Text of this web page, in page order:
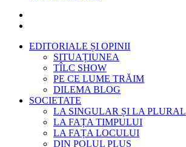
EDITORIALE ȘI OPINII
SITUAȚIUNEA
TÎLC SHOW
PE CE LUME TRĂIM
DILEMA BLOG
SOCIETATE
LA SINGULAR ȘI LA PLURAL
LA FAȚA TIMPULUI
LA FAȚA LOCULUI
DIN POLUL PLUS